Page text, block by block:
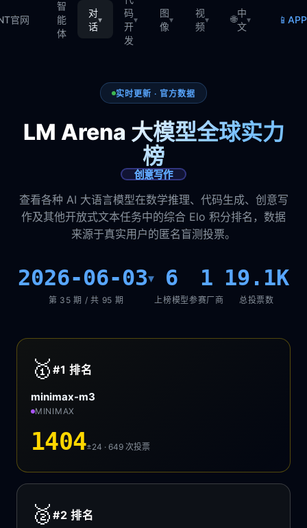
官网
智
能
体
对
话
▾
码
开
发
▾
图
像
▾
视
频
▾ 🌐
中
文
▾ 📱
实时更新 · 官方数据
LM Arena 大模型全球实力
榜
创意写作
查看各种 AI 大语言模型在数学推理、代码生成、创意写
作及其他开放式文本任务中的综合 Elo 积分排名，数据
来源于真实用户的匿名盲测投票。
2026-06-03▾
第 35 期 / 共 95 期
6
上榜模型
1
参赛厂商
19.1K
总投票数
🥇 #1排名
minimax-m3
MINIMAX
1404±24 · 649次投票
🥈 #2排名